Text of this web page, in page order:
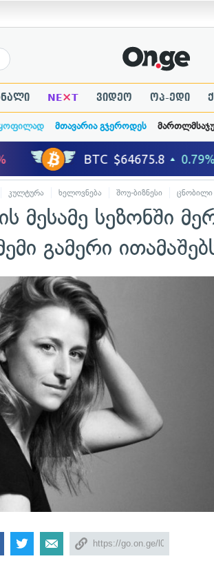
NE×T ვიდეო ოპ-ედი
მთავარია გჯეროდეს
კულტურა ხელოვნება შოუ-ბიზნესი ცნობილი
მესამე სეზონში
გამერი